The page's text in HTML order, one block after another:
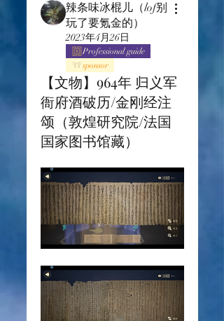
辣条味冰棍儿（lof别
玩了要氪金的）
2023年4月26日
Professional guide
sponsor
【文物】964年 归义军
衙府酒破历/金刚经注
颂（敦煌研究院/法国
国家图书馆藏）